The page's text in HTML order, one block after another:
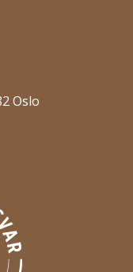
Oslo